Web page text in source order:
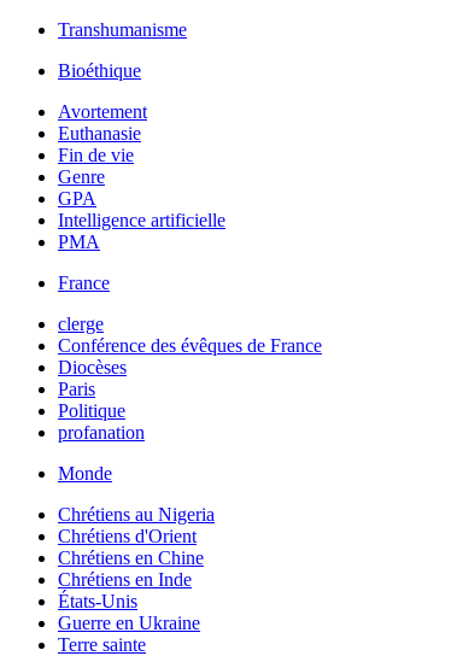
Transhumanisme
Bioéthique
Avortement
Euthanasie
Fin de vie
Genre
GPA
Intelligence artificielle
PMA
France
clerge
Conférence des évêques de France
Diocèses
Paris
Politique
profanation
Monde
Chrétiens au Nigeria
Chrétiens d'Orient
Chrétiens en Chine
Chrétiens en Inde
États-Unis
Guerre en Ukraine
Terre sainte